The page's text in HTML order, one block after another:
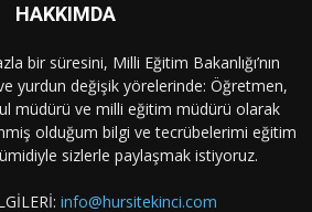
HAKKIMDA
bir süresini, Milli Eğitim Bakanlığı’nın
yurdun değişik yörelerinde: Öğretmen,
müdürü ve milli eğitim müdürü olarak
olduğum bilgi ve tecrübelerimi eğitim
sizlerle paylaşmak istiyoruz.
info@hursitekinci.com